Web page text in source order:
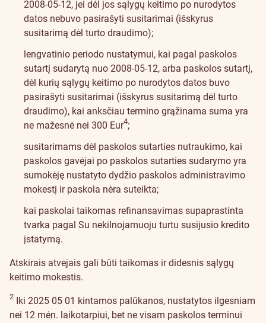
2008-05-12, jei dėl jos sąlygų keitimo po nurodytos
datos nebuvo pasirašyti susitarimai (išskyrus
susitarimą dėl turto draudimo);
lengvatinio periodo nustatymui, kai pagal paskolos
sutartį sudarytą nuo 2008-05-12, arba paskolos sutartį,
dėl kurių sąlygų keitimo po nurodytos datos buvo
pasirašyti susitarimai (išskyrus susitarimą dėl turto
draudimo), kai anksčiau termino grąžinama suma yra
ne mažesnė nei 300 Eur4;
susitarimams dėl paskolos sutarties nutraukimo, kai
paskolos gavėjai po paskolos sutarties sudarymo yra
sumokėję nustatyto dydžio paskolos administravimo
mokestį ir paskola nėra suteikta;
kai paskolai taikomas refinansavimas supaprastinta
tvarka pagal Su nekilnojamuoju turtu susijusio kredito
įstatymą.
Atskirais atvejais gali būti taikomas ir didesnis sąlygų
keitimo mokestis.
2
Iki 2025 05 01 kintamos palūkanos, nustatytos ilgesniam
nei 12 mėn. laikotarpiui, bet ne visam paskolos terminui